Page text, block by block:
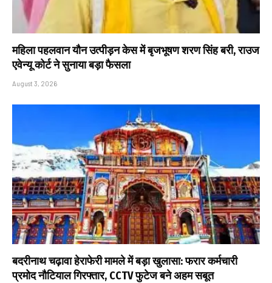
महिला पहलवान यौन उत्पीड़न केस में बृजभूषण शरण सिंह बरी, राउज
एवेन्यू कोर्ट ने सुनाया बड़ा फैसला
August 3, 2026
बदरीनाथ चढ़ावा हेराफेरी मामले में बड़ा खुलासा: फरार कर्मचारी
प्रमोद नौटियाल गिरफ्तार, CCTV फुटेज बने अहम सबूत